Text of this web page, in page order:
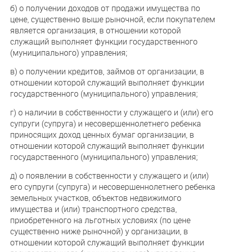
б) о получении доходов от продажи имущества по
цене, существенно выше рыночной, если покупателем
является организация, в отношении которой
служащий выполняет функции государственного
(муниципального) управления;
в) о получении кредитов, займов от организации, в
отношении которой служащий выполняет функции
государственного (муниципального) управления;
г) о наличии в собственности у служащего и (или) его
супруги (супруга) и несовершеннолетнего ребенка
приносящих доход ценных бумаг организации, в
отношении которой служащий выполняет функции
государственного (муниципального) управления;
д) о появлении в собственности у служащего и (или)
его супруги (супруга) и несовершеннолетнего ребенка
земельных участков, объектов недвижимого
имущества и (или) транспортного средства,
приобретенного на льготных условиях (по цене
существенно ниже рыночной) у организации, в
отношении которой служащий выполняет функции